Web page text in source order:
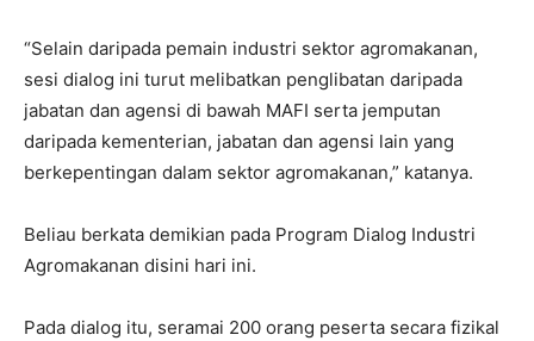
“Selain daripada pemain industri sektor agromakanan,
sesi dialog ini turut melibatkan penglibatan daripada
jabatan dan agensi di bawah MAFI serta jemputan
daripada kementerian, jabatan dan agensi lain yang
berkepentingan dalam sektor agromakanan,” katanya.
Beliau berkata demikian pada Program Dialog Industri
Agromakanan disini hari ini.
Pada dialog itu, seramai 200 orang peserta secara fizikal